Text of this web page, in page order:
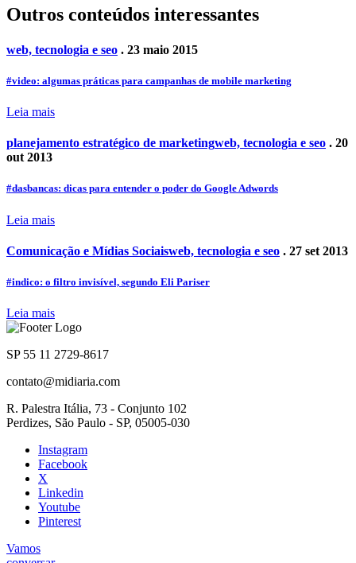
Outros conteúdos interessantes
web, tecnologia e seo . 23 maio 2015
#video: algumas práticas para campanhas de mobile marketing
Leia mais
planejamento estratégico de marketingweb, tecnologia e seo . 20
out 2013
#dasbancas: dicas para entender o poder do Google Adwords
Leia mais
Comunicação e Mídias Sociaisweb, tecnologia e seo . 27 set 2013
#indico: o filtro invisível, segundo Eli Pariser
Leia mais
SP 55 11 2729-8617
contato@midiaria.com
R. Palestra Itália, 73 - Conjunto 102
Perdizes, São Paulo - SP, 05005-030
Instagram
Facebook
X
Linkedin
Youtube
Pinterest
Vamos